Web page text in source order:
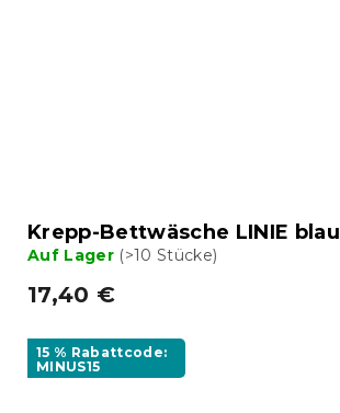
Krepp-Bettwäsche LINIE blau
Auf Lager (>10 Stücke)
17,40 €
15 % Rabattcode:
MINUS15